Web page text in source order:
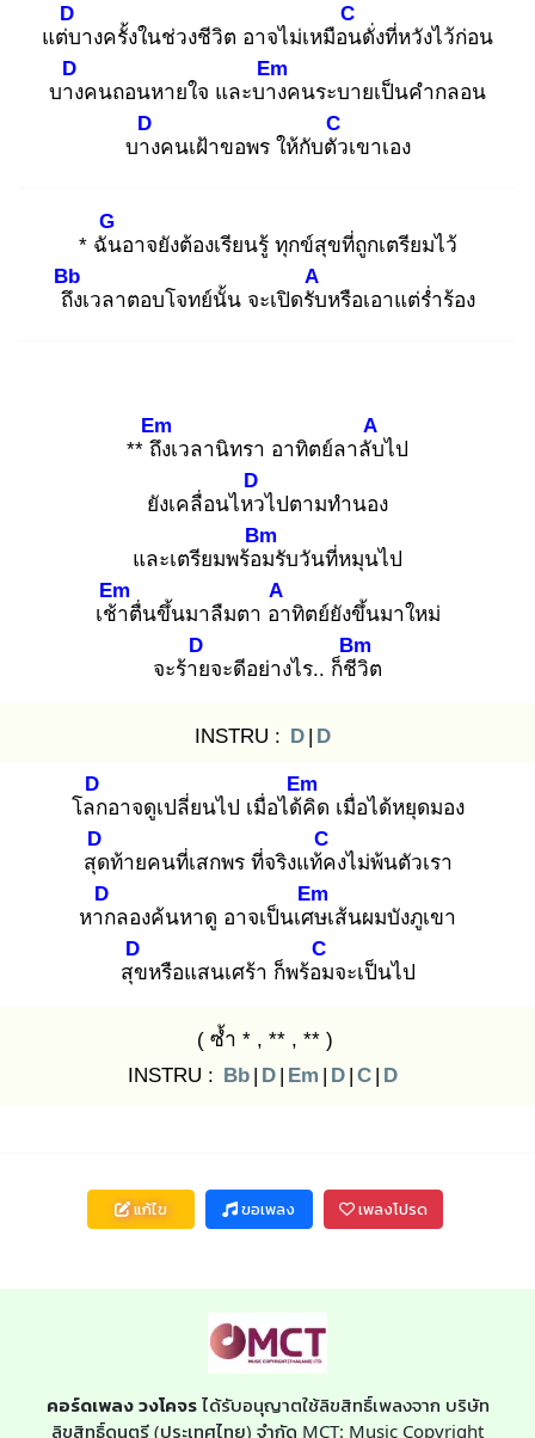
แต่บ
D
างครั้งในช่วงชีวิต อาจไม่เหมือน
C
ดั่งที่หวังไว้ก่อน
บาง
D
คนถอนหายใจ และบาง
Em
คนระบายเป็นคำกลอน
บาง
D
คนเฝ้าขอพร ให้กับตัว
C
เขาเอง
* ฉัน
G
อาจยังต้องเรียนรู้ ทุกข์สุขที่ถูกเตรียมไว้
ถึง
Bb
เวลาตอบโจทย์นั้น จะเปิดรับ
A
หรือเอาแต่ร่ำร้อง
** ถึง
Em
เวลานิทรา อาทิตย์ลาลับ
A
ไป
ยังเคลื่อนไหว
D
ไปตามทำนอง
และเตรียมพร้อม
Bm
รับวันที่หมุนไป
เช้า
Em
ตื่นขึ้นมาลืมตา อา
A
ทิตย์ยังขึ้นมาใหม่
จะร้าย
D
จะดีอย่างไร.. ก็ชีวิ
Bm
ต
INSTRU : D | D
โลก
D
อาจดูเปลี่ยนไป เมื่อได้คิ
Em
ด เมื่อได้หยุดมอง
สุด
D
ท้ายคนที่เสกพร ที่จริงแท้ค
C
งไม่พ้นตัวเรา
หาก
D
ลองค้นหาดู อาจเป็นเศษ
Em
เส้นผมบังภูเขา
สุข
D
หรือแสนเศร้า ก็พร้อม
C
จะเป็นไป
( ซ้ำ * , ** , ** )
INSTRU : Bb | D | Em | D | C | D
แก้ไข ขอเพลง เพลงโปรด
คอร์ดเพลง วงโคจรได้รับอนุญาตใช้ลิขสิทธิ์เพลงจาก บริษัท
ลิขสิทธิ์ดนตรี (ประเทศไทย) จำกัด MCT: Music Copyright